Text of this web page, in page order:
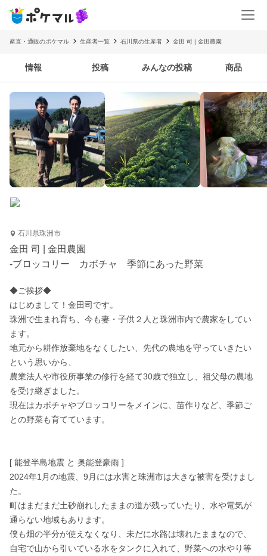
産直・通販のポケマル 生産者一覧 石川県の生産者 金田 司 | 金田農園
情報 投稿 みんなの投稿 商品
石川県珠洲市
金田 司 | 金田農園
-ブロッコリー カボチャ 季節にあった野菜
◆ご挨拶◆
はじめまして！金田司です。
珠洲で生まれ育ち、今も妻・子供２人と珠洲市内で農家をしてい
ます。
地元から耕作放棄地をなくしたい、先代の農地を守っていきたい
という思いから、
農業法人や市役所事業の修行を経て30歳で独立し、祖父母の農地
を受け継ぎました。
現在はカボチャやブロッコリーをメインに、苗作りなど、季節ご
との野菜も育てています。
[ 能登半島地震 と 奥能登豪雨 ]
2024年1月の地震、9月には水害と珠洲市は大きな被害を受けまし
た。
町はまだまだ土砂崩れしたままの道が残っていたり、水や電気が
通らない地域もあります。
僕も畑の半分が使えなくなり、未だに水路は壊れたままなので、
自宅で山から引いている水をタンクに入れて、野菜への水やり等